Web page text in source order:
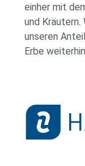
einher mit
und
unseren
Erbe